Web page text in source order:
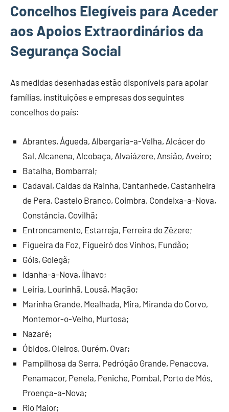
Concelhos Elegíveis para Aceder
aos Apoios Extraordinários da
Segurança Social
As medidas desenhadas estão disponíveis para apoiar
famílias, instituições e empresas dos seguintes
concelhos do país:
Abrantes, Águeda, Albergaria-a-Velha, Alcácer do
Sal, Alcanena, Alcobaça, Alvaiázere, Ansião, Aveiro;
Batalha, Bombarral;
Cadaval, Caldas da Rainha, Cantanhede, Castanheira
de Pera, Castelo Branco, Coimbra, Condeixa-a-Nova,
Constância, Covilhã;
Entroncamento, Estarreja, Ferreira do Zêzere;
Figueira da Foz, Figueiró dos Vinhos, Fundão;
Góis, Golegã;
Idanha-a-Nova, Ílhavo;
Leiria, Lourinhã, Lousã, Mação;
Marinha Grande, Mealhada, Mira, Miranda do Corvo,
Montemor-o-Velho, Murtosa;
Nazaré;
Óbidos, Oleiros, Ourém, Ovar;
Pampilhosa da Serra, Pedrógão Grande, Penacova,
Penamacor, Penela, Peniche, Pombal, Porto de Mós,
Proença-a-Nova;
Rio Maior;